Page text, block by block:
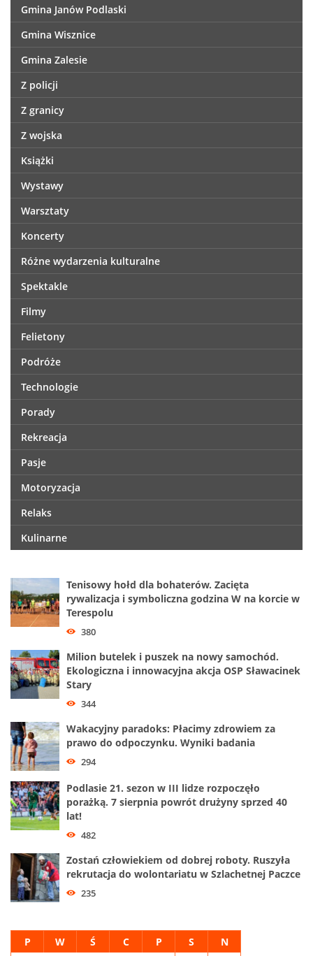
Gmina Janów Podlaski
Gmina Wisznice
Gmina Zalesie
Z policji
Z granicy
Z wojska
Książki
Wystawy
Warsztaty
Koncerty
Różne wydarzenia kulturalne
Spektakle
Filmy
Felietony
Podróże
Technologie
Porady
Rekreacja
Pasje
Motoryzacja
Relaks
Kulinarne
Tenisowy hołd dla bohaterów. Zacięta
rywalizacja i symboliczna godzina W na korcie w
Terespolu
380
Milion butelek i puszek na nowy samochód.
Ekologiczna i innowacyjna akcja OSP Sławacinek
Stary
344
Wakacyjny paradoks: Płacimy zdrowiem za
prawo do odpoczynku. Wyniki badania
294
Podlasie 21. sezon w III lidze rozpoczęło
porażką. 7 sierpnia powrót drużyny sprzed 40
lat!
482
Zostań człowiekiem od dobrej roboty. Ruszyła
rekrutacja do wolontariatu w Szlachetnej Paczce
235
P W Ś C P S N